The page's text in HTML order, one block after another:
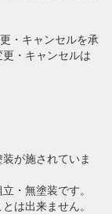
・キャンセルを承
・キャンセルは
が施されていま
・無塗装です。
は出来ません。